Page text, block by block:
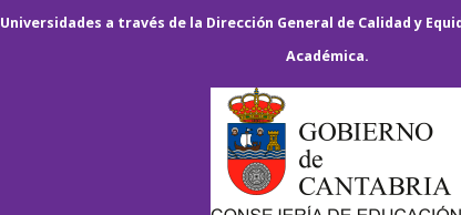
Universidades a través de la Dirección General de Calidad y
Académica.